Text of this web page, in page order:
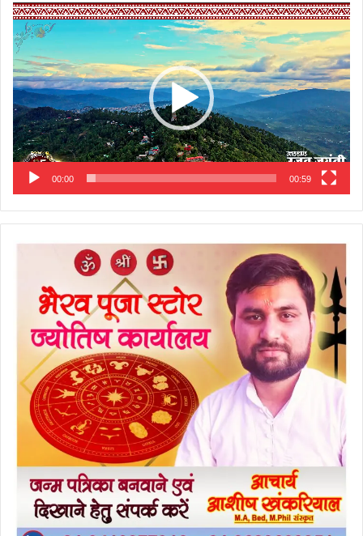
Video
Player
00:00 00:59